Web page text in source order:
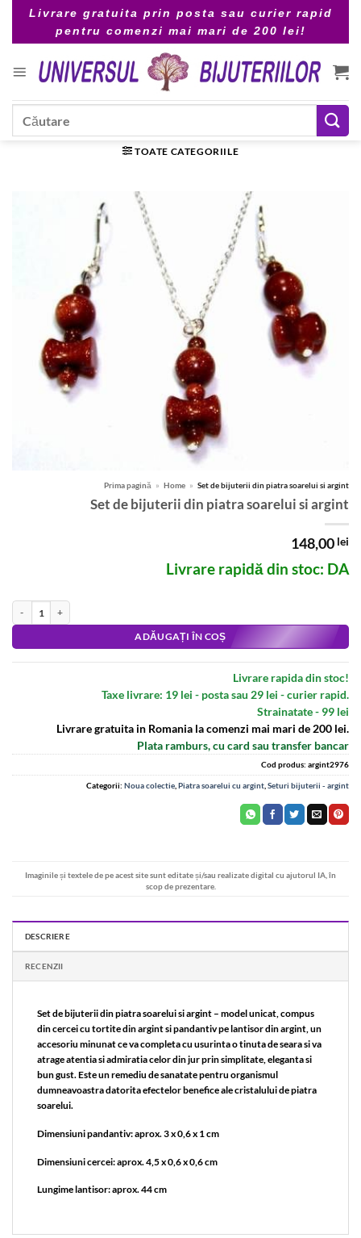
Livrare gratuita prin posta sau curier rapid
pentru comenzi mai mari de 200 lei!
TOATE CATEGORIILE
Prima pagină » Home » Set de bijuterii din piatra soarelui si argint
Set de bijuterii din piatra soarelui si argint
148,00 lei
Livrare rapidă din stoc: DA
Cantitate Set de bijuterii din piatra soarelui si argint
ADĂUGAȚI ÎN COȘ
Livrare rapida din stoc!
Taxe livrare: 19 lei - posta sau 29 lei - curier rapid.
Strainatate - 99 lei
Livrare gratuita in Romania la comenzi mai mari de 200 lei.
Plata ramburs, cu card sau transfer bancar
Cod produs: argint2976
Categorii: Noua colectie Piatra soarelui cu argint Seturi bijuterii - argint
Imaginile și textele de pe acest site sunt editate și/sau realizate digital cu ajutorul IA, în
scop de prezentare.
DESCRIERE
RECENZII
Set de bijuterii din piatra soarelui si argint – model unicat, compus
din cercei cu tortite din argint si pandantiv pe lantisor din argint, un
accesoriu minunat ce va completa cu usurinta o tinuta de seara si va
atrage atentia si admiratia celor din jur prin simplitate, eleganta si
bun gust. Este un remediu de sanatate pentru organismul
dumneavoastra datorita efectelor benefice ale cristalului de piatra
soarelui.
Dimensiuni pandantiv: aprox. 3 x 0,6 x 1 cm
Dimensiuni cercei: aprox. 4,5 x 0,6 x 0,6 cm
Lungime lantisor: aprox. 44 cm